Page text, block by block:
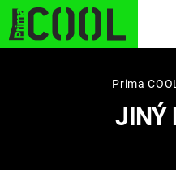
STARHOUSE
PLNEJ KOTEL
Prima COOL
JINÝ